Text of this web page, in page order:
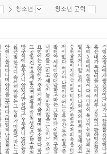
청소년 청소년 문학